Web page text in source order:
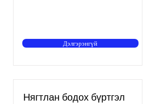
Дэлгэрэнгүй
Нягтлан бодох бүртгэл